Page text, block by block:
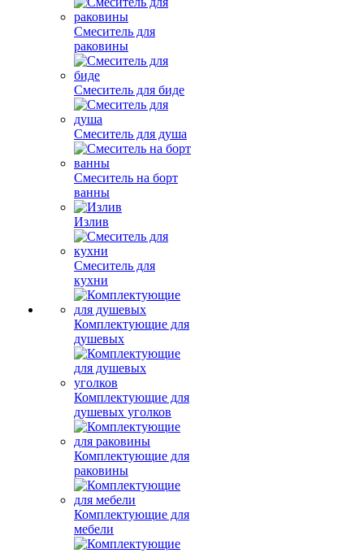
Смеситель для
раковины
Смеситель для биде
Смеситель для душа
Смеситель на борт
ванны
Излив
Смеситель для
кухни
Комплектующие для
душевых
Комплектующие для
душевых уголков
Комплектующие для
раковины
Комплектующие для
мебели